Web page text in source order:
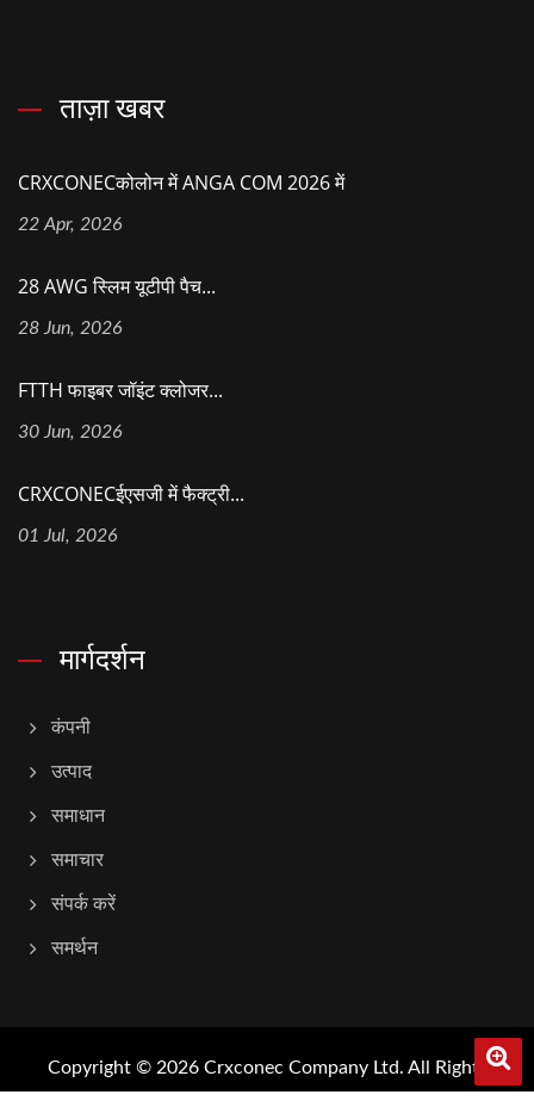
ताज़ा खबर
CRXCONECकोलोन में ANGA COM 2026 में
22 Apr, 2026
28 AWG स्लिम यूटीपी पैच...
28 Jun, 2026
FTTH फाइबर जॉइंट क्लोजर...
30 Jun, 2026
CRXCONECईएसजी में फैक्ट्री...
01 Jul, 2026
मार्गदर्शन
कंपनी
उत्पाद
समाधान
समाचार
संपर्क करें
समर्थन
Copyright © 2026 Crxconec Company Ltd. All Rights